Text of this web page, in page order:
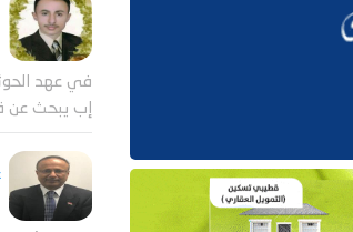
في عهد
إب يبحث عن